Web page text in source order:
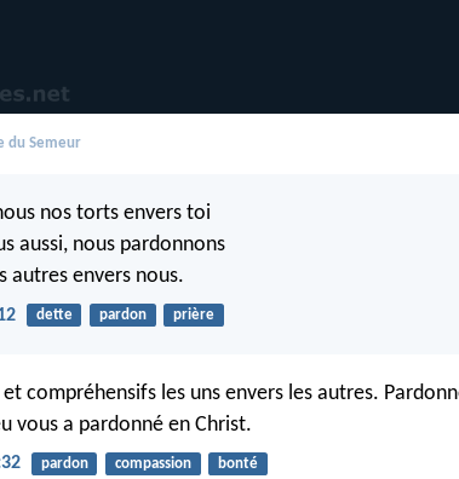
du Semeur
nos torts envers toi
aussi, nous pardonnons
autres envers nous.
dette pardon prière
et compréhensifs les uns envers les autres.
vous a pardonné en Christ.
pardon compassion bonté